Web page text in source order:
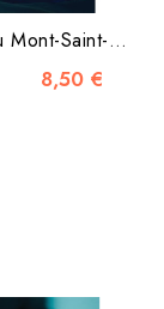
Meurtres au Mont-Saint-Michel
8,50 €